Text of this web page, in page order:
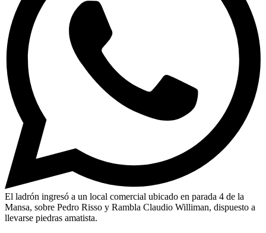
El ladrón ingresó a un local comercial ubicado en parada 4 de la
Mansa, sobre Pedro Risso y Rambla Claudio Williman, dispuesto a
llevarse piedras amatista.